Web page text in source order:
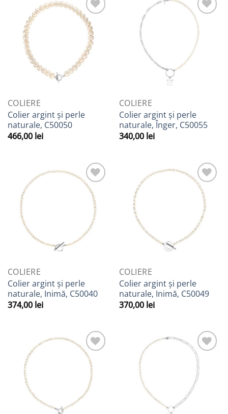
Adaugă
la
Favorite
COLIERE
Colier argint și perle
naturale, C50050
466,00 lei
Adaugă
Favorite
COLIERE
Colier argint și perle
naturale, Înger, C50055
340,00 lei
Adaugă
la
Favorite
COLIERE
Colier argint și perle
naturale, Inimă, C50040
374,00 lei
Adaugă
la
Favorite
COLIERE
Colier argint și perle
naturale, Inimă, C50049
370,00 lei
Adaugă
la
Favorite
Adaugă
la
Favorite